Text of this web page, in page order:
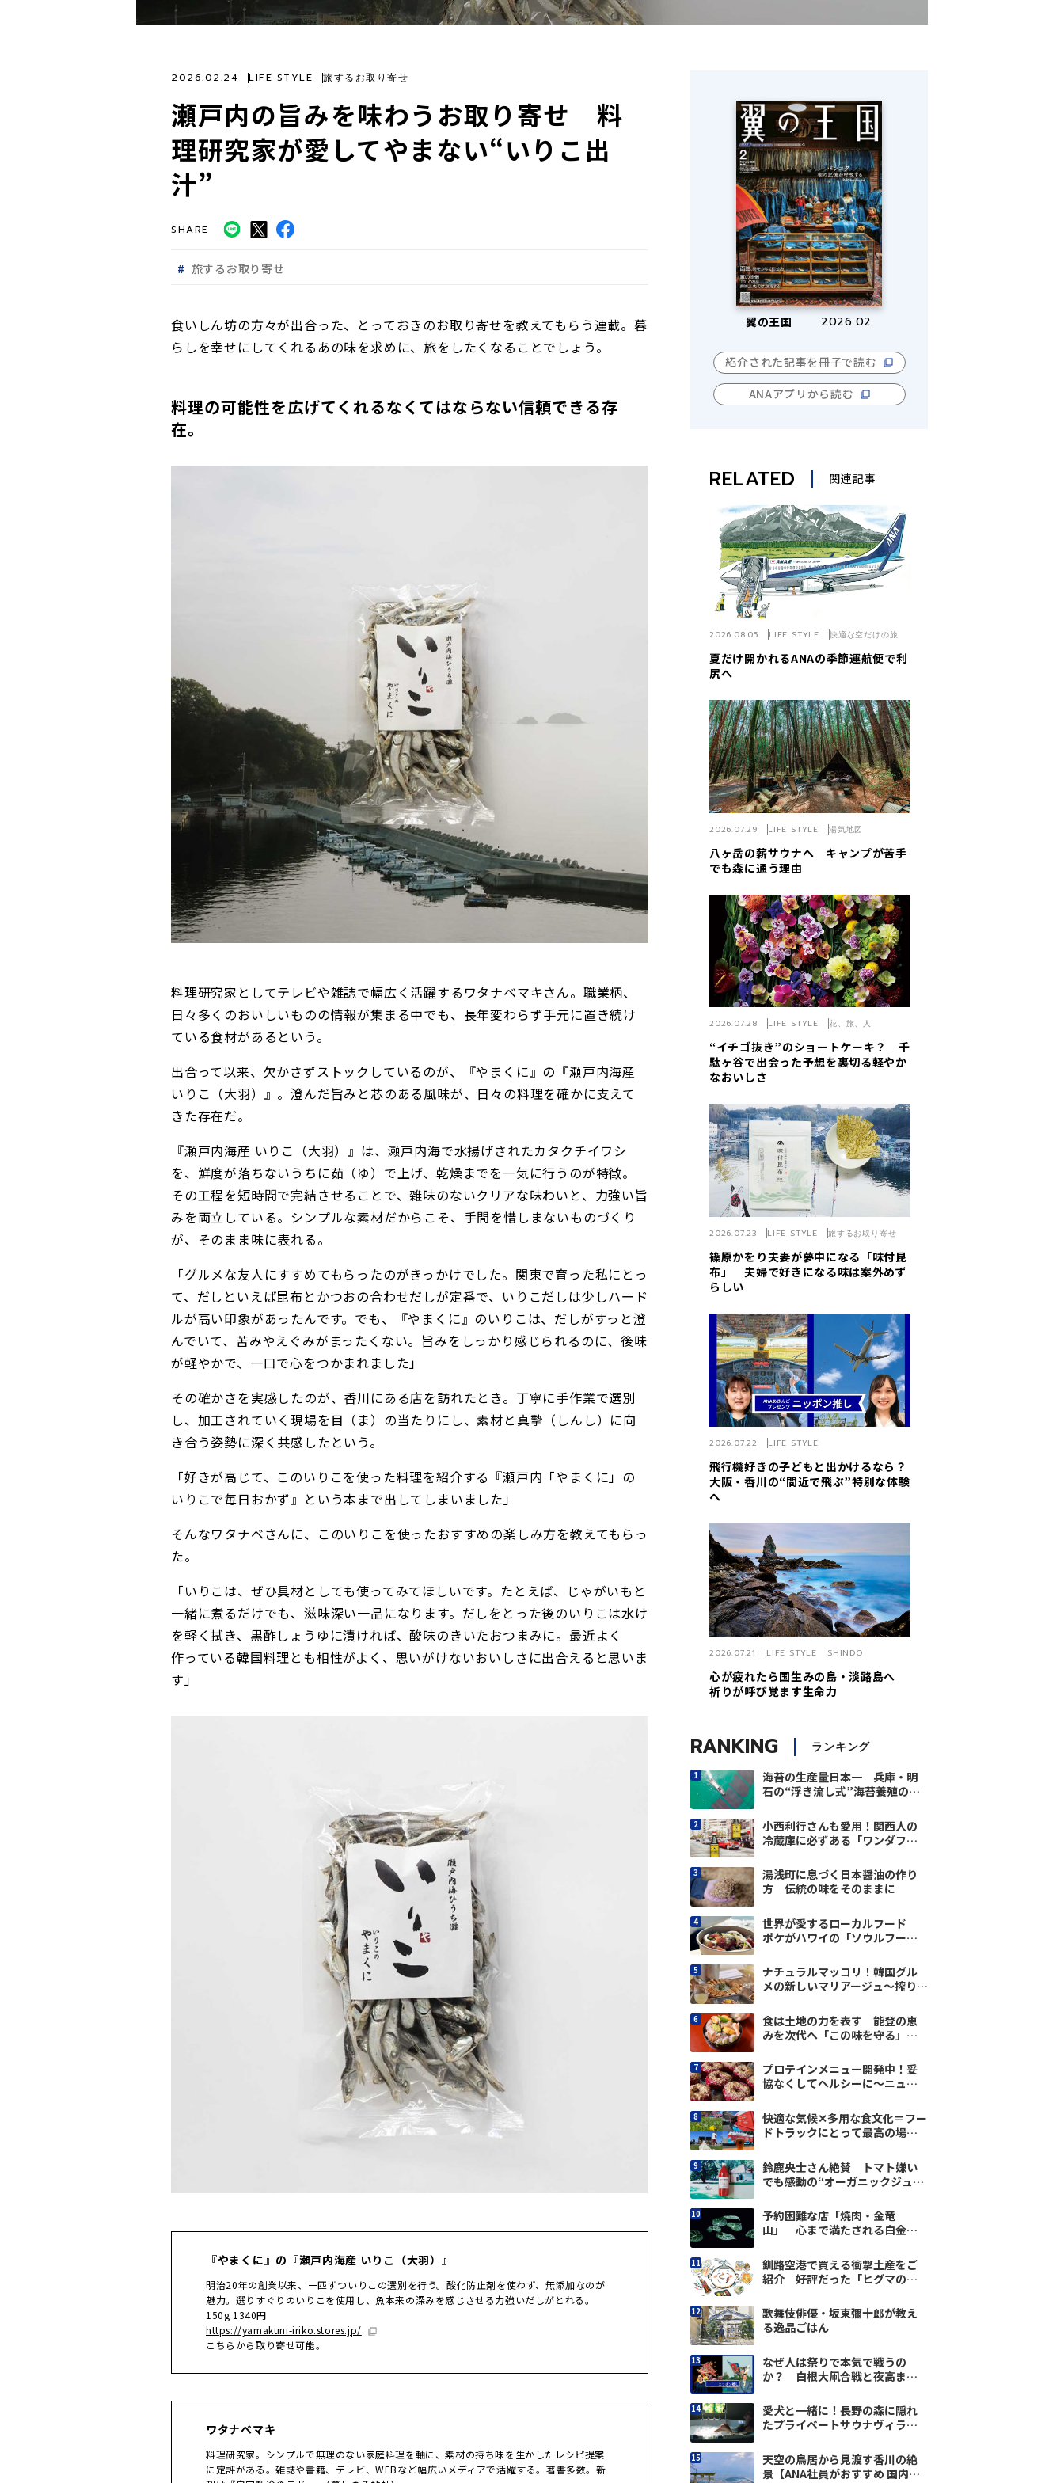
瀬戸内の旨みを味わうお取り寄せ 料
理研究家が愛してやまない“いりこ出
汁”
2026.02.24 LIFE STYLE 旅するお取り寄せ
SHARE
旅するお取り寄せ
食いしん坊の方々が出合った、とっておきのお取り寄せを教えてもらう連載。暮
らしを幸せにしてくれるあの味を求めに、旅をしたくなることでしょう。
料理の可能性を広げてくれるなくてはならない信頼できる存
在。
料理研究家としてテレビや雑誌で幅広く活躍するワタナベマキさん。職業柄、
日々多くのおいしいものの情報が集まる中でも、長年変わらず手元に置き続け
ている食材があるという。
出合って以来、欠かさずストックしているのが、『やまくに』の『瀬戸内海産
いりこ（大羽）』。澄んだ旨みと芯のある風味が、日々の料理を確かに支えて
きた存在だ。
『瀬戸内海産 いりこ（大羽）』は、瀬戸内海で水揚げされたカタクチイワシ
を、鮮度が落ちないうちに茹（ゆ）で上げ、乾燥までを一気に行うのが特徴。
その工程を短時間で完結させることで、雑味のないクリアな味わいと、力強い旨
みを両立している。シンプルな素材だからこそ、手間を惜しまないものづくり
が、そのまま味に表れる。
「グルメな友人にすすめてもらったのがきっかけでした。関東で育った私にとっ
て、だしといえば昆布とかつおの合わせだしが定番で、いりこだしは少しハード
ルが高い印象があったんです。でも、『やまくに』のいりこは、だしがすっと澄
んでいて、苦みやえぐみがまったくない。旨みをしっかり感じられるのに、後味
が軽やかで、一口で心をつかまれました」
その確かさを実感したのが、香川にある店を訪れたとき。丁寧に手作業で選別
し、加工されていく現場を目（ま）の当たりにし、素材と真摯（しんし）に向
き合う姿勢に深く共感したという。
「好きが高じて、このいりこを使った料理を紹介する『瀬戸内「やまくに」の
いりこで毎日おかず』という本まで出してしまいました」
そんなワタナベさんに、このいりこを使ったおすすめの楽しみ方を教えてもらっ
た。
「いりこは、ぜひ具材としても使ってみてほしいです。たとえば、じゃがいもと
一緒に煮るだけでも、滋味深い一品になります。だしをとった後のいりこは水け
を軽く拭き、黒酢しょうゆに漬ければ、酸味のきいたおつまみに。最近よく
作っている韓国料理とも相性がよく、思いがけないおいしさに出合えると思いま
す」
『やまくに』の『瀬戸内海産 いりこ（大羽）』
明治20年の創業以来、一匹ずついりこの選別を行う。酸化防止剤を使わず、無添加なのが
魅力。選りすぐりのいりこを使用し、魚本来の深みを感じさせる力強いだしがとれる。
150g 1340円
https://yamakuni-iriko.stores.jp/
こちらから取り寄せ可能。
ワタナベマキ
料理研究家。シンプルで無理のない家庭料理を軸に、素材の持ち味を生かしたレシピ提案
に定評がある。雑誌や書籍、テレビ、WEBなど幅広いメディアで活躍する。著書多数。新
翼の王国 2026.02
紹介された記事を冊子で読む
ANAアプリから読む
RELATED 関連記事
夏だけ開かれるANAの季節運航便で利
尻へ
2026.08.05 LIFE STYLE 快適な空だけの旅
八ヶ岳の薪サウナへ キャンプが苦手
でも森に通う理由
2026.07.29 LIFE STYLE 湯気地図
“イチゴ抜き”のショートケーキ？ 千
駄ヶ谷で出会った予想を裏切る軽やか
なおいしさ
2026.07.28 LIFE STYLE 花、旅、人
篠原かをり夫妻が夢中になる「味付昆
布」 夫婦で好きになる味は案外めず
らしい
2026.07.23 LIFE STYLE 旅するお取り寄せ
飛行機好きの子どもと出かけるなら？
大阪・香川の“間近で飛ぶ”特別な体験
へ
2026.07.22 LIFE STYLE
心が疲れたら国生みの島・淡路島へ
祈りが呼び覚ます生命力
2026.07.21 LIFE STYLE SHINDO
RANKING ランキング
海苔の生産量日本一 兵庫・明
石の“浮き流し式”海苔養殖の秘
小西利行さんも愛用！関西人の
冷蔵庫に必ずある「ワンダフル
湯浅町に息づく日本醤油の作り
方 伝統の味をそのままに
世界が愛するローカルフード
ポケがハワイの「ソウルフー
ナチュラルマッコリ！韓国グル
メの新しいマリアージュ～搾りた
vol.3
食は土地の力を表す 能登の恵
みを次代へ「この味を守る」プ
プロテインメニュー開発中！妥
協なくしてヘルシーに〜ニュー
最旬ドーナツ-6
快適な気候✕多用な食文化＝フー
ドトラックにとって最高の場
ラックドリーム vol.1
鈴鹿央士さん絶賛 トマト嫌い
でも感動の“オーガニックジュー
予約困難な店「焼肉・金竜
山」 心まで満たされる白金の
釧路空港で買える衝撃土産をご
紹介 好評だった「ヒグマの肉
歌舞伎俳優・坂東彌十郎が教え
る逸品ごはん
なぜ人は祭りで本気で戦うの
か？ 白根大凧合戦と夜高まつ
愛犬と一緒に！長野の森に隠れ
たプライベートサウナヴィラ
天空の鳥居から見渡す香川の絶
景【ANA社員がおすすめ 国内